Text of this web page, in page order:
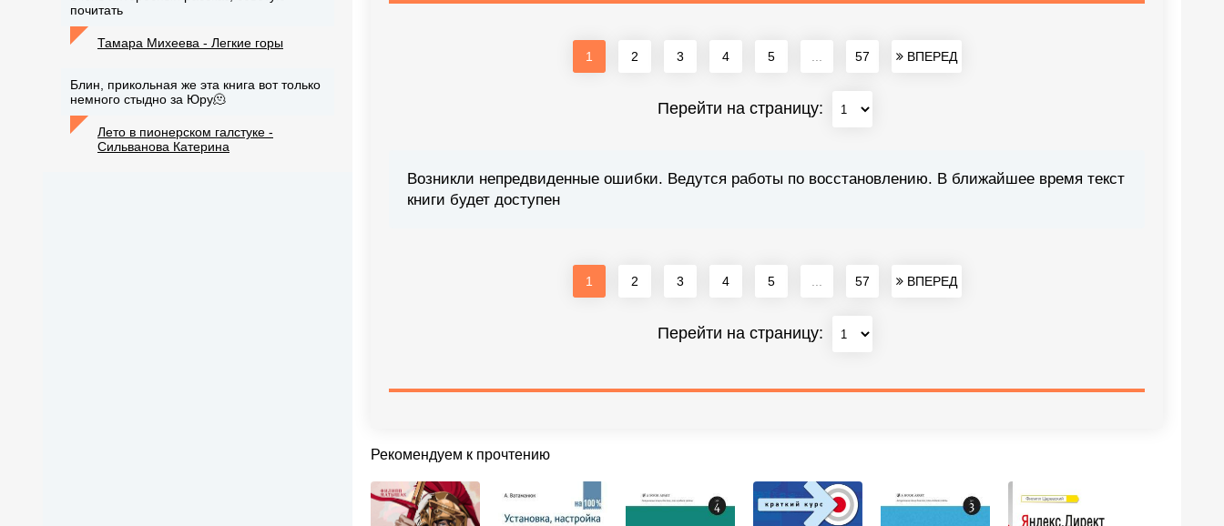
1 2 3 4 5 57 ВПЕРЕД
Перейти на страницу:
Возникли непредвиденные ошибки. Ведутся работы по восстановлению. В ближайшее время текст
книги будет доступен
1 2 3 4 5 57 ВПЕРЕД
Перейти на страницу:
Рекомендуем к прочтению
почитать
Тамара Михеева - Легкие горы
Блин, прикольная же эта книга вот только
немного стыдно за Юру🫠
Лето в пионерском галстуке -
Сильванова Катерина